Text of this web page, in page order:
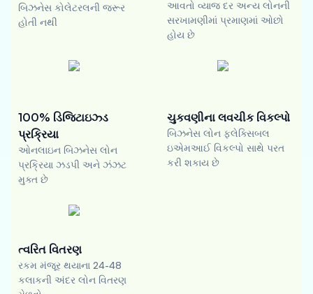
બિઝનેસ કોલેટરલની જરૂર
હોતી નથી
આવતો વ્યાજ દર અન્ય લોનની
સરખામણીમાં પ્રમાણમાં ઓછો
હોય છે
100% ડિજિટાઇઝ્ડ
પ્રક્રિયા
ઓનલાઇન બિઝનેસ લોન
પ્રક્રિયા ઝડપી અને ઝંઝટ
મુક્ત છે
ચુકવણીના લવચીક વિકલ્પો
બિઝનેસ લોન ફ્લેક્સિબલ
ઇએમઆઈ વિકલ્પો સાથે પરત
કરી શકાય છે
ત્વરિત વિતરણ
રકમ મંજૂર થયાના 24-48
કલાકની અંદર લોન વિતરણ